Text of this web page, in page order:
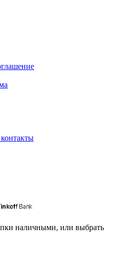
наличными, или выбрать